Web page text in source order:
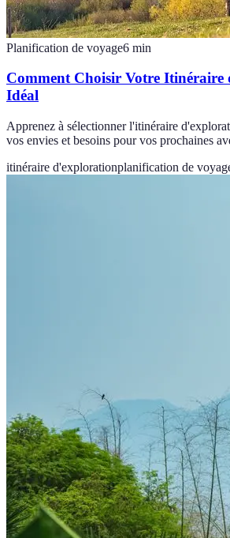
Planification de voyage6 min
Comment Choisir Votre
Idéal
Apprenez à sélectionner l'itinéraire
vos envies et besoins pour vos prochaines
itinéraire d'explorationplanification de